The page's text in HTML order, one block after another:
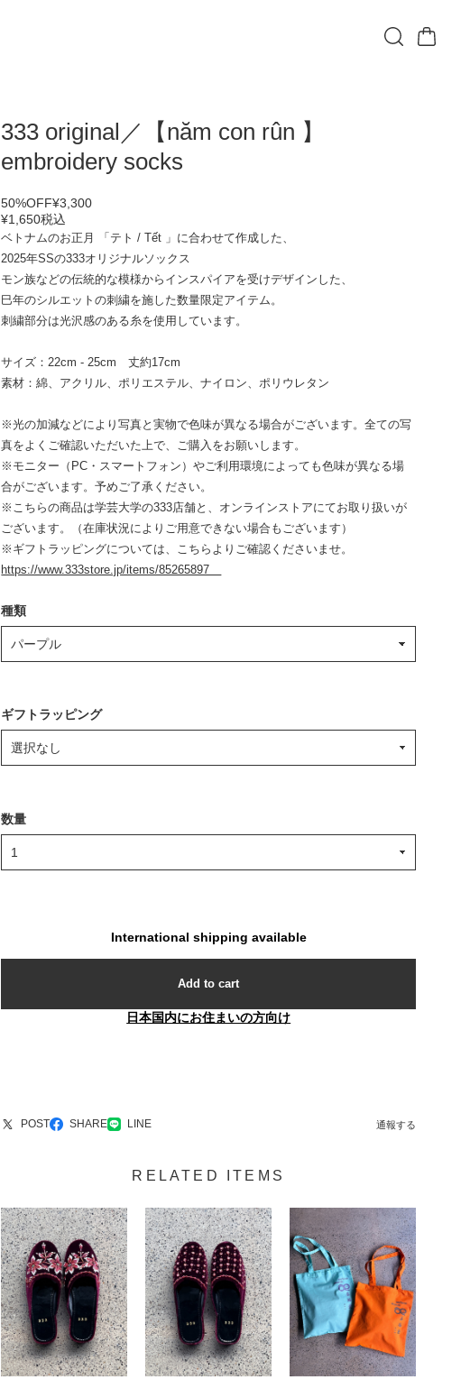
333 original／【năm con rûn 】
embroidery socks
50%OFF¥3,300
¥1,650税込
ベトナムのお正月 「テト / Tết 」に合わせて作成した、
2025年SSの333オリジナルソックス
モン族などの伝統的な模様からインスパイアを受けデザインした、
巳年のシルエットの刺繍を施した数量限定アイテム。
刺繍部分は光沢感のある糸を使用しています。
サイズ：22cm - 25cm 丈約17cm
素材：綿、アクリル、ポリエステル、ナイロン、ポリウレタン
※光の加減などにより写真と実物で色味が異なる場合がございます。全ての写
真をよくご確認いただいた上で、ご購入をお願いします。
※モニター（PC・スマートフォン）やご利用環境によっても色味が異なる場
合がございます。予めご了承ください。
※こちらの商品は学芸大学の333店舗と、オンラインストアにてお取り扱いが
ございます。（在庫状況によりご用意できない場合もございます）
※ギフトラッピングについては、こちらよりご確認くださいませ。
https://www.333store.jp/items/85265897
種類
ギフトラッピング
数量
International shipping available
Add to cart
日本国内にお住まいの方向け
POST SHARE LINE 通報する
RELATED ITEMS